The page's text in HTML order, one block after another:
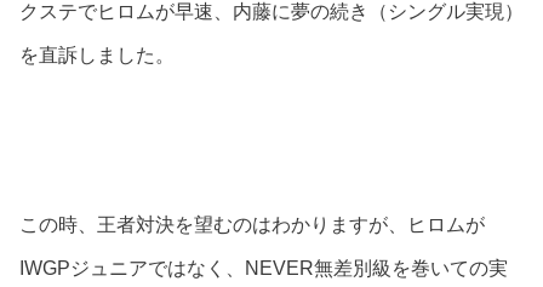
クステでヒロムが早速、内藤に夢の続き（シングル実現）
を直訴しました。
この時、王者対決を望むのはわかりますが、ヒロムが
IWGPジュニアではなく、NEVER無差別級を巻いての実